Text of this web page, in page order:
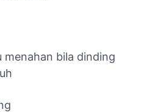
menahan bila dinding